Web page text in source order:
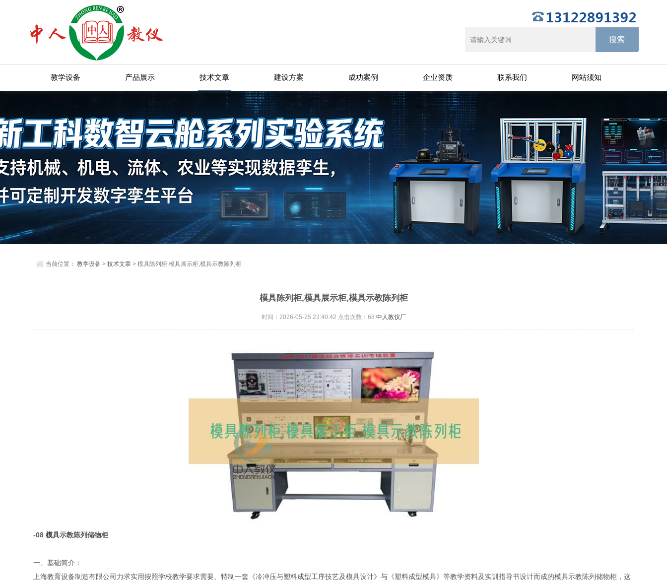
教学设备 产品展示 技术文章 建设方案 成功案例 企业资质 联系我们 网站须知
当前位置：教学设备 >技术文章 > 模具陈列柜,模具展示柜,模具示教陈列柜
模具陈列柜,模具展示柜,模具示教陈列柜
时间：2026-05-25 23:40:42 点击次数： 68 中人教仪厂
-08模具示教陈列储物柜
一、基础简介：
上海教育设备制造有限公司力求实用按照学校教学要求需要、特制一套《冷冲压与塑料成型工序技艺及模具设计》与《塑料成型模具》等教学资料及实训指导书设计而成的模具示教陈列储物柜，这